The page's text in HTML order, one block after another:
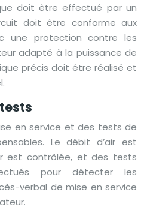
doit être effectué par un
doit être conforme aux
une protection contre les
adapté à la puissance de
précis doit être réalisé et
en service et des tests de
Le débit d’air est
est contrôlée, et des tests
pour détecter les
verbal de mise en service